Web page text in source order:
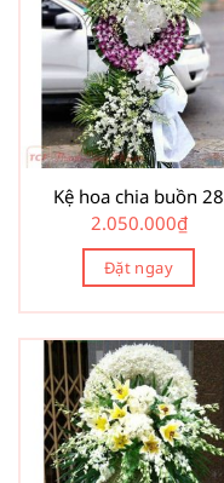
Kệ hoa chia buồn 28
2.050.000₫
Đặt ngay